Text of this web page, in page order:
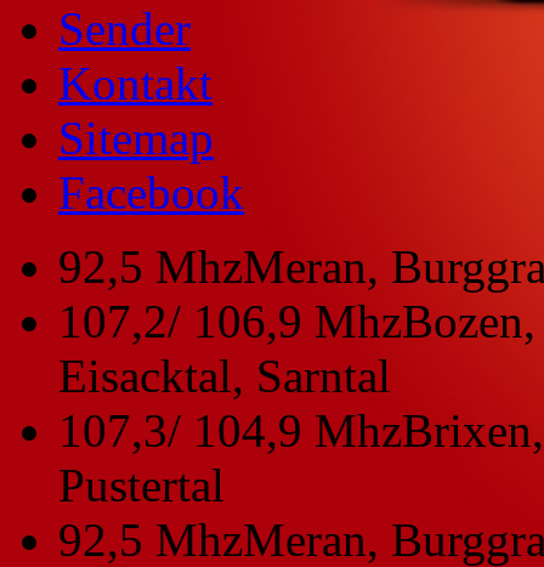
Sender
Kontakt
Sitemap
Facebook
92,5 MhzMeran,
107,2/ 106,9 Mhz
Eisacktal, Sarntal
107,3/ 104,9 Mhz
Pustertal
92,5 MhzMeran,